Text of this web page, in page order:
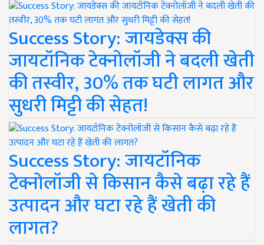
Success Story: जायडेक्स की
जायटॉनिक टेक्नोलॉजी ने बदली खेती
की तस्वीर, 30% तक घटी लागत और
सुधरी मिट्टी की सेहत!
Success Story: जायटॉनिक
टेक्नोलॉजी से किसान कैसे बढ़ा रहे हैं
उत्पादन और घटा रहे हैं खेती की
लागत?